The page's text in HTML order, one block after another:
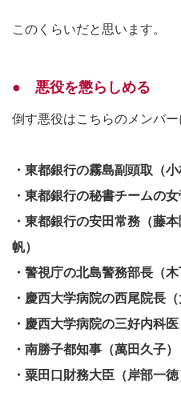
このくらいだと思います。
● 悪役を懲らしめる
倒す悪役はこちらのメンバー
・東都銀行の霧島副頭取（小
・東都銀行の秘書チームの
・東都銀行の安田常務（藤
帆）
・警視庁の北島警務部長（木
・慶西大学病院の西尾院長（
・慶西大学病院の三好内科医
・南勝子都知事（萬田久子）
・粟田口財務大臣（岸部一徳